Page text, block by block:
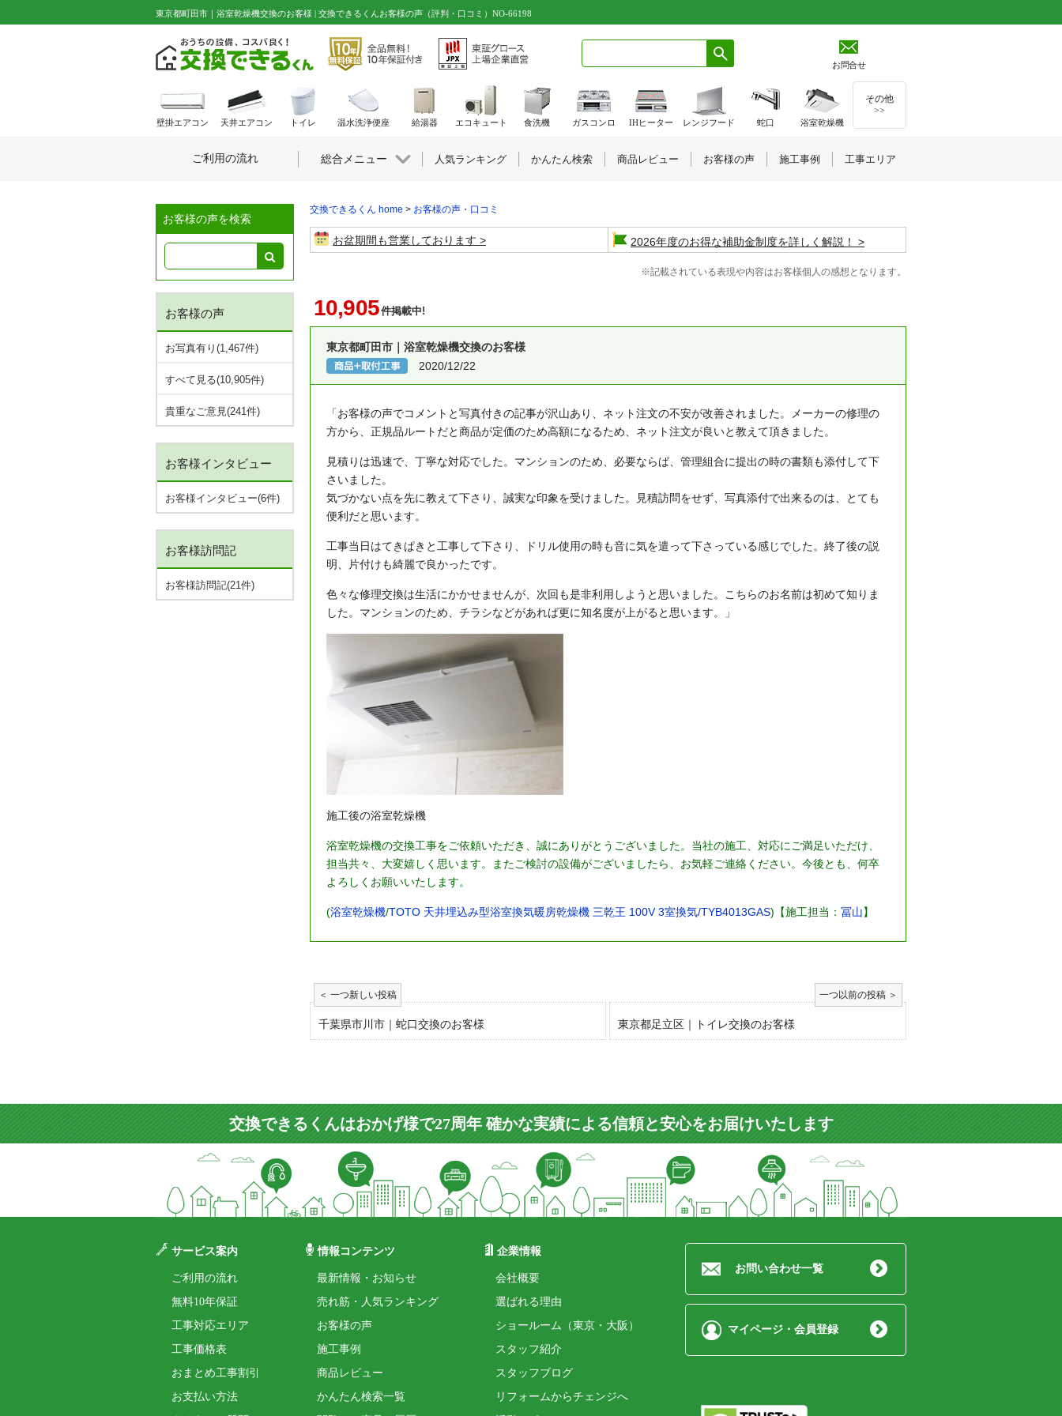
東京都町田市｜浴室乾燥機交換のお客様 | 交換できるくんお客様の声（評判・口コミ）NO-66198
お問合せ
お客様の声を検索
お客様の声
お写真有り(1,467件)
すべて見る(10,905件)
貴重なご意見(241件)
お客様インタビュー
お客様インタビュー(6件)
お客様訪問記
お客様訪問記(21件)
交換できるくん home > お客様の声・口コミ
お盆期間も営業しております 2026年度のお得な補助金制度を詳しく解説！
※記載されている表現や内容はお客様個人の感想となります。
10,905件掲載中!
東京都町田市｜浴室乾燥機交換のお客様
2020/12/22
「お客様の声でコメントと写真付きの記事が沢山あり、ネット注文の不安が改善されました。メーカーの修理の
方から、正規品ルートだと商品が定価のため高額になるため、ネット注文が良いと教えて頂きました。
見積りは迅速で、丁寧な対応でした。マンションのため、必要ならば、管理組合に提出の時の書類も添付して下
さいました。
気づかない点を先に教えて下さり、誠実な印象を受けました。見積訪問をせず、写真添付で出来るのは、とても
便利だと思います。
工事当日はてきぱきと工事して下さり、ドリル使用の時も音に気を遣って下さっている感じでした。終了後の説
明、片付けも綺麗で良かったです。
色々な修理交換は生活にかかせませんが、次回も是非利用しようと思いました。こちらのお名前は初めて知りま
した。マンションのため、チラシなどがあれば更に知名度が上がると思います。」
施工後の浴室乾燥機
浴室乾燥機の交換工事をご依頼いただき、誠にありがとうございました。当社の施工、対応にご満足いただけ、
担当共々、大変嬉しく思います。またご検討の設備がございましたら、お気軽ご連絡ください。今後とも、何卒
よろしくお願いいたします。
(浴室乾燥機/TOTO 天井埋込み型浴室換気暖房乾燥機 三乾王 100V 3室換気/TYB4013GAS)【施工担当： 冨山】
千葉県市川市｜蛇口交換のお客様 東京都足立区｜トイレ交換のお客様
壁掛エアコン 天井エアコン トイレ 温水洗浄便座 給湯器 エコキュート 食洗機 ガスコンロ IHヒーター レンジフード 蛇口 浴室乾燥機
その他
>>
ご利用の流れ 総合メニュー 人気ランキング かんたん検索 商品レビュー お客様の声 施工事例 工事エリア
交換できるくんはおかげ様で27周年 確かな実績による信頼と安心をお届けいたします
サービス案内
ご利用の流れ
無料10年保証
工事対応エリア
工事価格表
おまとめ工事割引
お支払い方法
情報コンテンツ
最新情報・お知らせ
売れ筋・人気ランキング
お客様の声
施工事例
商品レビュー
かんたん検索一覧
企業情報
会社概要
選ばれる理由
ショールーム（東京・大阪）
スタッフ紹介
スタッフブログ
リフォームからチェンジへ
お問い合わせ一覧
マイページ・会員登録